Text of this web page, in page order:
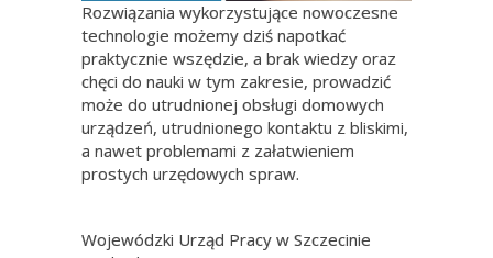
Rozwiązania wykorzystujące nowoczesne
technologie możemy dziś napotkać
praktycznie wszędzie, a brak wiedzy oraz
chęci do nauki w tym zakresie, prowadzić
może do utrudnionej obsługi domowych
urządzeń, utrudnionego kontaktu z bliskimi,
a nawet problemami z załatwieniem
prostych urzędowych spraw.
Wojewódzki Urząd Pracy w Szczecinie